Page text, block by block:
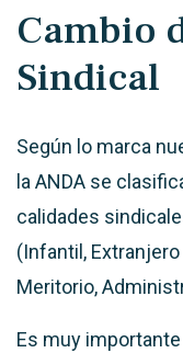
Cambio
Sindical
Según lo marca
la ANDA se
calidades
(Infantil,
Meritorio,
Es muy